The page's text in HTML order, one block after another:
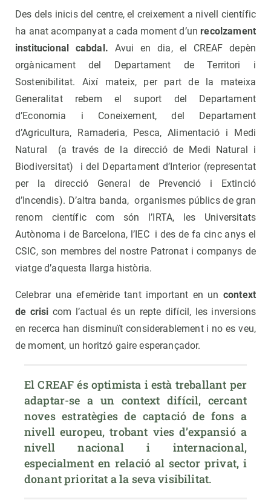
Des dels inicis del centre, el creixement a nivell científic
ha anat acompanyat a cada moment d’unrecolzament
institucional cabdal. Avui en dia, el CREAF depèn
orgànicament del Departament de Territori i
Sostenibilitat. Així mateix, per part de la mateixa
Generalitat rebem el suport del Departament
d’Economia i Coneixement, del Departament
d’Agricultura, Ramaderia, Pesca, Alimentació i Medi
Natural (a través de la direcció de Medi Natural i
Biodiversitat) i del Departament d’Interior (representat
per la direcció General de Prevenció i Extinció
d’Incendis). D’altra banda, organismes públics de gran
renom científic com són l’IRTA, les Universitats
Autònoma i de Barcelona, l’IEC i des de fa cinc anys el
CSIC, son membres del nostre Patronat i companys de
viatge d’aquesta llarga història.
Celebrar una efemèride tant important en un context
de crisi com l’actual és un repte difícil, les inversions
en recerca han disminuït considerablement i no es veu,
de moment, un horitzó gaire esperançador.
El CREAF és optimista i està treballant per
adaptar-se a un context difícil, cercant
noves estratègies de captació de fons a
nivell europeu, trobant vies d’expansió a
nivell nacional i internacional,
especialment en relació al sector privat, i
donant prioritat a la seva visibilitat.